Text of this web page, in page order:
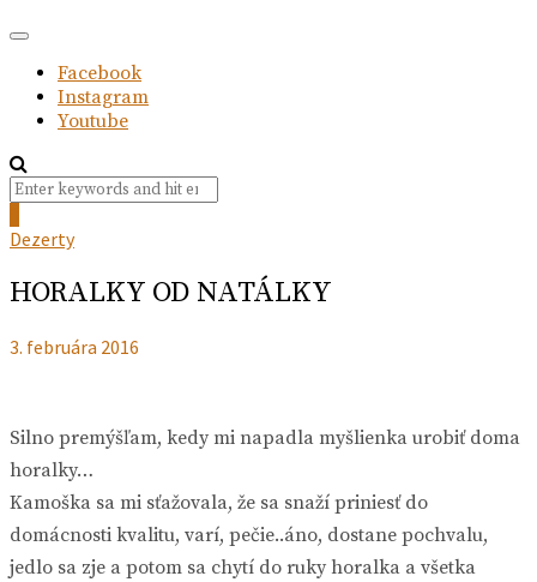
Facebook
Instagram
Youtube
Search
for:
Dezerty
HORALKY OD NATÁLKY
3. februára 2016
Silno premýšľam, kedy mi napadla myšlienka urobiť doma
horalky…
Kamoška sa mi sťažovala, že sa snaží priniesť do
domácnosti kvalitu, varí, pečie..áno, dostane pochvalu,
jedlo sa zje a potom sa chytí do ruky horalka a všetka